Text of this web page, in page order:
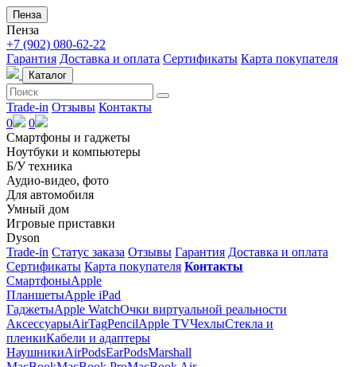
Пенза
Пенза
+7 (902) 080-62-22
Гарантия Доставка и оплата Сертификаты Карта покупателя
Каталог
Trade-in Отзывы Контакты
0
0
Смартфоны и гаджеты
Ноутбуки и компьютеры
Б/У техника
Аудио-видео, фото
Для автомобиля
Умный дом
Игровые приставки
Dyson
Trade-in Статус заказа Отзывы Гарантия Доставка и оплата
Сертификаты Карта покупателя Контакты
СмартфоныApple
ПланшетыApple iPad
ГаджетыApple WatchОчки виртуальной реальности
АксессуарыAirTagPencilApple TVЧехлыСтекла и
пленкиКабели и адаптеры
НаушникиAirPodsEarPodsMarshall